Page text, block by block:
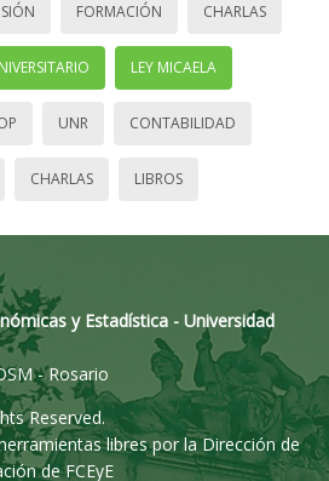
FORMACIÓN CHARLAS
LEY MICAELA
UNR CONTABILIDAD
CHARLAS LIBROS
y Estadística - Universidad
- Rosario
Reserved.
libres por la Dirección de
de FCEyE